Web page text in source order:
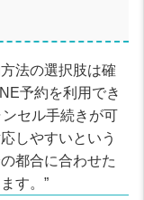
法の選択肢は確
予約を利用でき
セル手続きが可
しやすいという
都合に合わせた
す。”